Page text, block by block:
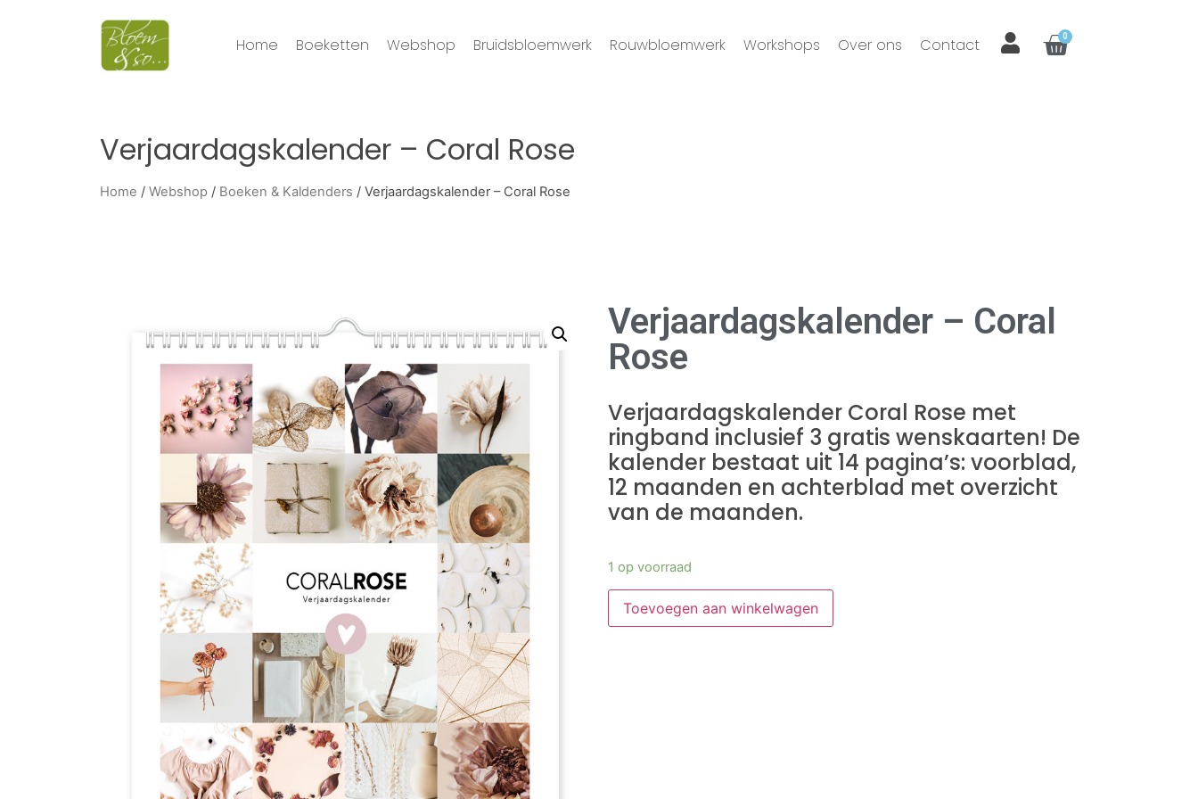
Home Boeketten Webshop Bruidsbloemwerk Rouwbloemwerk Workshops Over ons Contact 0
Verjaardagskalender – Coral Rose
Home / Webshop / Boeken & Kaldenders / Verjaardagskalender – Coral Rose
Verjaardagskalender – Coral
Rose
Verjaardagskalender Coral Rose met
ringband inclusief 3 gratis wenskaarten! De
kalender bestaat uit 14 pagina’s: voorblad,
12 maanden en achterblad met overzicht
van de maanden.
1 op voorraad
Toevoegen aan winkelwagen